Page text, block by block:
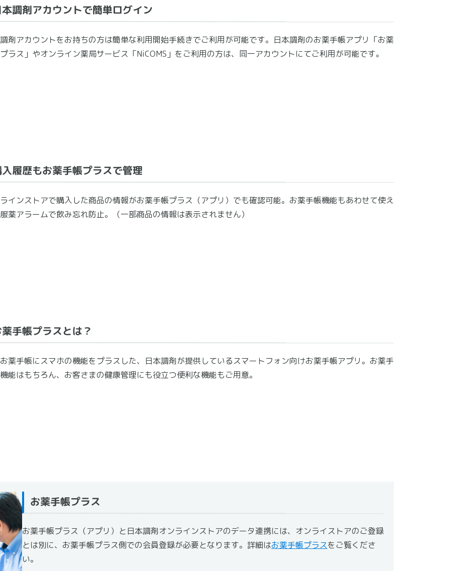
調剤アカウントで簡単ログイン
剤アカウントをお持ちの方は簡単な利用開始手続きでご利用が可能です。日本調剤のお薬手帳アプリ「お薬
ラス」やオンライン薬局サービス「NiCOMS」をご利用の方は、同一アカウントにてご利用が可能です。
履歴もお薬手帳プラスで管理
インストアで購入した商品の情報がお薬手帳プラス（アプリ）でも確認可能。お薬手帳機能もあわせて使え
薬アラームで飲み忘れ防止。（一部商品の情報は表示されません）
手帳プラスとは？
薬手帳にスマホの機能をプラスした、日本調剤が提供しているスマートフォン向けお薬手帳アプリ。お薬手
能はもちろん、お客さまの健康管理にも役立つ便利な機能もご用意。
お薬手帳プラス
お薬手帳プラス（アプリ）と日本調剤オンラインストアのデータ連携には、オンライストアのご登録
とは別に、お薬手帳プラス側での会員登録が必要となります。詳細はお薬手帳プラスをご覧くださ
い。